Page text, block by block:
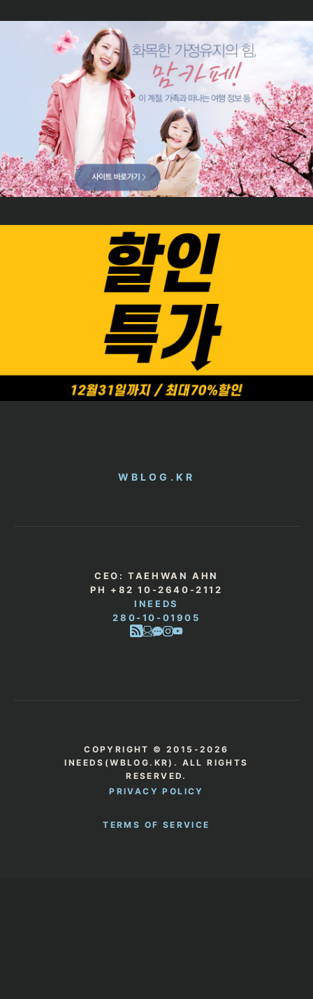
WBLOG.KR
CEO: TAEHWAN AHN
PH +82 10-2640-2112
INEEDS
280-10-01905
COPYRIGHT © 2015-2026
INEEDS(WBLOG.KR). ALL RIGHTS
RESERVED.
PRIVACY POLICY
TERMS OF SERVICE